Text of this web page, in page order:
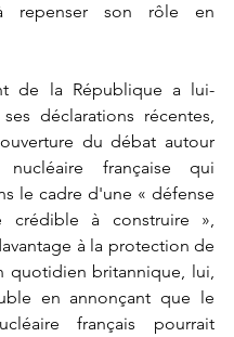
repenser son rôle en
de la République a lui-
déclarations récentes,
du débat autour
française qui
le cadre d'une « défense
crédible à construire »,
à la protection de
quotidien britannique, lui,
en annonçant que le
français pourrait